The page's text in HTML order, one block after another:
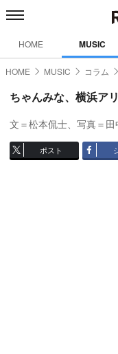
HOME MUSIC
HOME MUSIC コラム
ちゃんみな、横浜ア
文＝松本侃士、写真＝
ポスト